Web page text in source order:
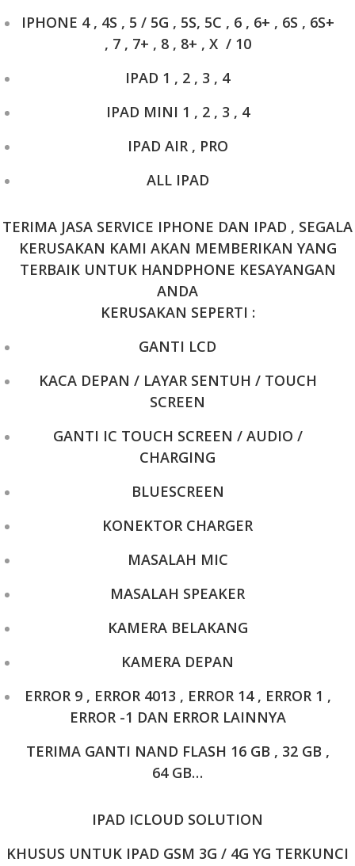
IPHONE 4 , 4S , 5 / 5G , 5S, 5C , 6 , 6+ , 6S , 6S+
, 7 , 7+ , 8 , 8+ , X / 10
IPAD 1 , 2 , 3 , 4
IPAD MINI 1 , 2 , 3 , 4
IPAD AIR , PRO
ALL IPAD
TERIMA JASA SERVICE IPHONE DAN IPAD , SEGALA
KERUSAKAN KAMI AKAN MEMBERIKAN YANG
TERBAIK UNTUK HANDPHONE KESAYANGAN
ANDA
KERUSAKAN SEPERTI :
GANTI LCD
KACA DEPAN / LAYAR SENTUH / TOUCH
SCREEN
GANTI IC TOUCH SCREEN / AUDIO /
CHARGING
BLUESCREEN
KONEKTOR CHARGER
MASALAH MIC
MASALAH SPEAKER
KAMERA BELAKANG
KAMERA DEPAN
ERROR 9 , ERROR 4013 , ERROR 14 , ERROR 1 ,
ERROR -1 DAN ERROR LAINNYA
TERIMA GANTI NAND FLASH 16 GB , 32 GB ,
64 GB…
IPAD ICLOUD SOLUTION
KHUSUS UNTUK IPAD GSM 3G / 4G YG TERKUNCI